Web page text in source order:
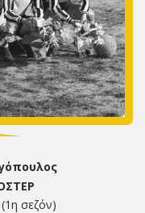
(1η σεζόν)